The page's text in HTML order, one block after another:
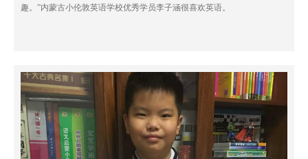
趣。”内蒙古小伦敦英语学校优秀学员李子涵很喜欢英语。